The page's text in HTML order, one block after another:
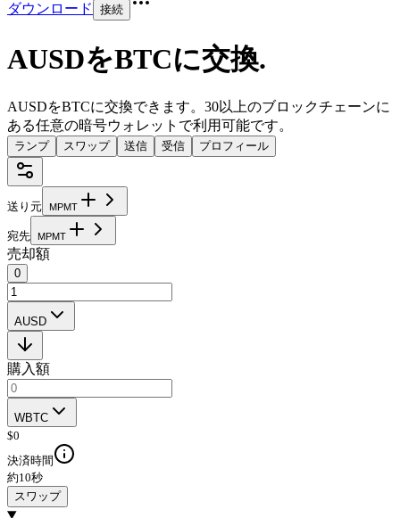
ダウンロード 接続
AUSDをBTCに交換.
AUSDをBTCに交換できます。30以上のブロックチェーンに
ある任意の暗号ウォレットで利用可能です。
ランプ スワップ 送信 受信 プロフィール
送り元 MPMT
宛先 MPMT
売却額
0
AUSD
購入額
WBTC
$0
決済時間
約10秒
スワップ